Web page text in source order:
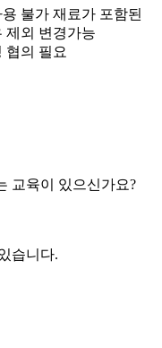
불가 재료가 포함된
제외 변경가능
협의 필요
교육이 있으신가요?
습니다.